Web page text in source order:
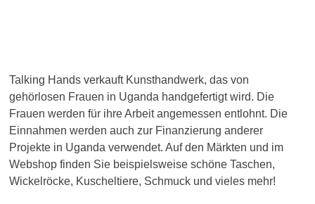
Talking Hands verkauft Kunsthandwerk, das von
gehörlosen Frauen in Uganda handgefertigt wird. Die
Frauen werden für ihre Arbeit angemessen entlohnt. Die
Einnahmen werden auch zur Finanzierung anderer
Projekte in Uganda verwendet. Auf den Märkten und im
Webshop finden Sie beispielsweise schöne Taschen,
Wickelröcke, Kuscheltiere, Schmuck und vieles mehr!